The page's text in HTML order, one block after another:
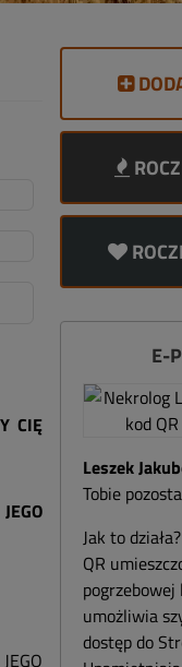
CIĘ
E-
Leszek
Tobie
Jak to
QR
umożliwia
dostęp do